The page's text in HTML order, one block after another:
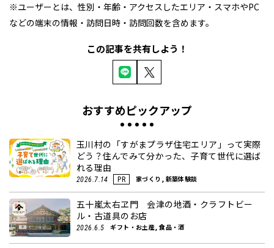
※ユーザーとは、性別・年齢・アクセスしたエリア・スマホやPC
などの端末の情報・訪問日時・訪問回数を含めます。
この記事を共有しよう！
おすすめピックアップ
玉川村の「すがまプラザ住宅エリア」って実際
どう？住んでみて分かった、子育て世代に選ば
れる理由
2026.7.14 PR 家づくり, 新築体験談
五十嵐太右ヱ門 会津の地酒・クラフトビー
ル・古道具のお店
2026.6.5 ギフト・お土産, 食品・酒